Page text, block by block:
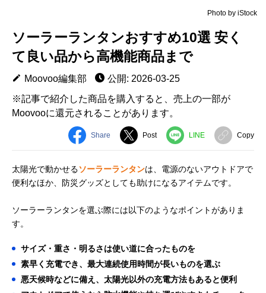
Photo by iStock
ソーラーランタンおすすめ10選 安く
て良い品から高機能商品まで
Moovoo編集部
公開: 2026-03-25
※記事で紹介した商品を購入すると、売上の一部が
Moovooに還元されることがあります。
Share Post LINE Copy
太陽光で動かせるソーラーランタンは、電源のないアウトドアで
便利なほか、防災グッズとしても助けになるアイテムです。
ソーラーランタンを選ぶ際には以下のようなポイントがありま
す。
サイズ・重さ・明るさは使い道に合ったものを
素早く充電でき、最大連続使用時間が長いものを選ぶ
悪天候時などに備え、太陽光以外の充電方法もあると便利